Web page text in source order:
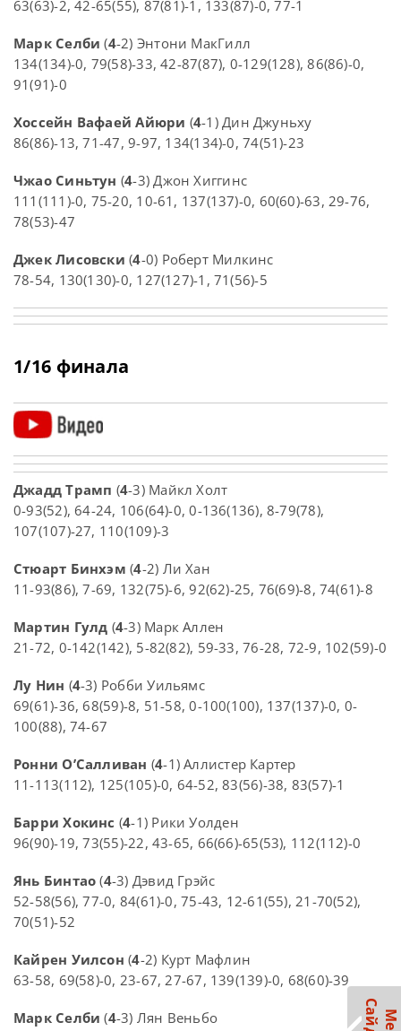
63(63)-2, 42-65(55), 87(81)-1, 133(87)-0, 77-1
Марк Селби (4-2) Энтони МакГилл
134(134)-0, 79(58)-33, 42-87(87), 0-129(128), 86(86)-0,
91(91)-0
Хоссейн Вафаей Айюри (4-1) Дин Джуньху
86(86)-13, 71-47, 9-97, 134(134)-0, 74(51)-23
Чжао Синьтун (4-3) Джон Хиггинс
111(111)-0, 75-20, 10-61, 137(137)-0, 60(60)-63, 29-76,
78(53)-47
Джек Лисовски (4-0) Роберт Милкинс
78-54, 130(130)-0, 127(127)-1, 71(56)-5
1/16 финала
Джадд Трамп (4-3) Майкл Холт
0-93(52), 64-24, 106(64)-0, 0-136(136), 8-79(78),
107(107)-27, 110(109)-3
Стюарт Бинхэм (4-2) Ли Хан
11-93(86), 7-69, 132(75)-6, 92(62)-25, 76(69)-8, 74(61)-8
Мартин Гулд (4-3) Марк Аллен
21-72, 0-142(142), 5-82(82), 59-33, 76-28, 72-9, 102(59)-0
Лу Нин (4-3) Робби Уильямс
69(61)-36, 68(59)-8, 51-58, 0-100(100), 137(137)-0, 0-
100(88), 74-67
Ронни О’Салливан (4-1) Аллистер Картер
11-113(112), 125(105)-0, 64-52, 83(56)-38, 83(57)-1
Барри Хокинс (4-1) Рики Уолден
96(90)-19, 73(55)-22, 43-65, 66(66)-65(53), 112(112)-0
Янь Бинтао (4-3) Дэвид Грэйс
52-58(56), 77-0, 84(61)-0, 75-43, 12-61(55), 21-70(52),
70(51)-52
Кайрен Уилсон (4-2) Курт Мафлин
63-58, 69(58)-0, 23-67, 27-67, 139(139)-0, 68(60)-39
Марк Селби (4-3) Лян Веньбо